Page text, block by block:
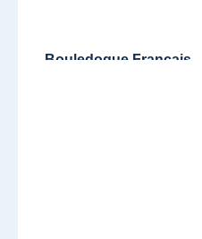
Bouledogue Français